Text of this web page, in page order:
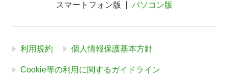
スマートフォン版 パソコン版
利用規約 個人情報保護基本方針
Cookie等の利用に関するガイドライン